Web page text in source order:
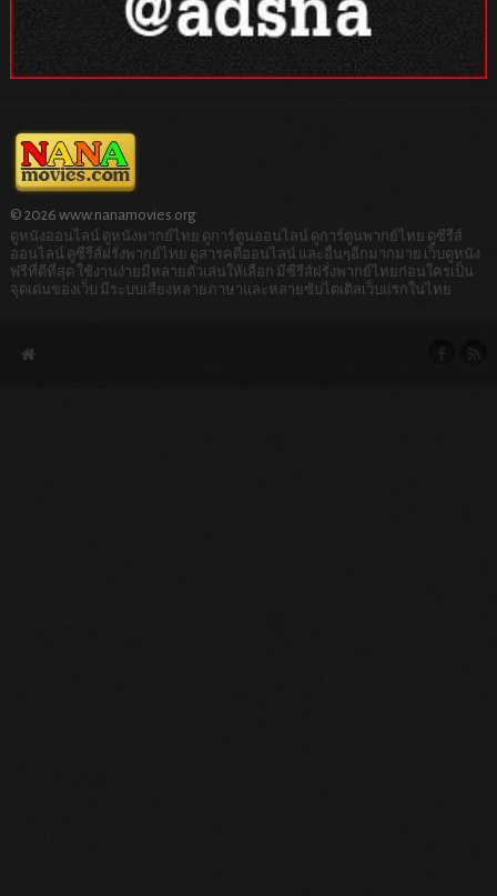
© 2026 www.nanamovies.org
ดูหนังออนไลน์ ดูหนังพากย์ไทย ดูการ์ตูนออนไลน์ ดูการ์ตูนพากย์ไทย ดูซีรีส์
ออนไลน์ ดูซีรีส์ฝรั่งพากย์ไทย ดูสารคดีออนไลน์ และอื่นๆอีกมากมาย เว็บดูหนัง
ฟรีที่ดีที่สุด ใช้งานง่ายมีหลายตัวเล่นให้เลือก มีซีรีส์ฝรั่งพากย์ไทยก่อนใครเป็น
จุดเด่นของเว็บ มีระบบเสียงหลายภาษาและหลายซับไตเติลเว็บแรกในไทย.